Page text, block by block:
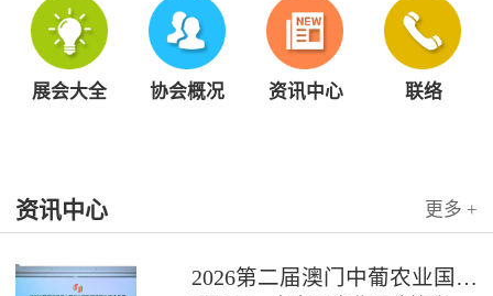
展会大全 协会概况 资讯中心 联络
资讯中心 更多 +
2026第二届澳门中葡农业国际博览会北京推介会圆满召开